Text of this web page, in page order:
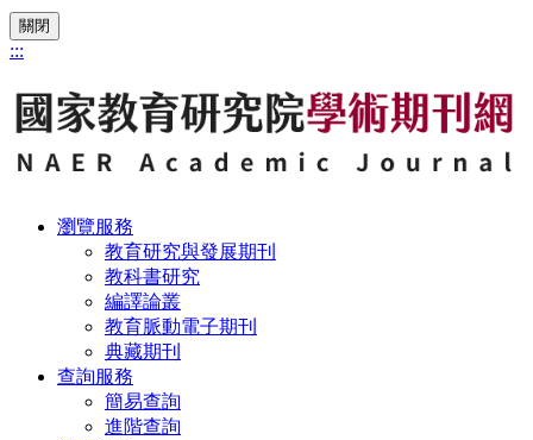
關閉
:::
瀏覽服務
教育研究與發展期刊
教科書研究
編譯論叢
教育脈動電子期刊
典藏期刊
查詢服務
簡易查詢
進階查詢